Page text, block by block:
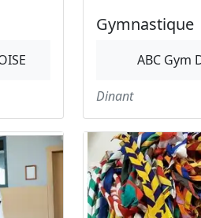
Gymnastique
ABC Gym
Dinant